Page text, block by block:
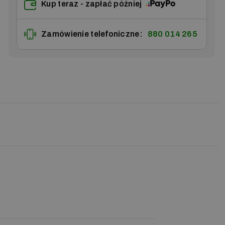
Kup teraz - zapłać później
Zamówienie telefoniczne: 880 014 265